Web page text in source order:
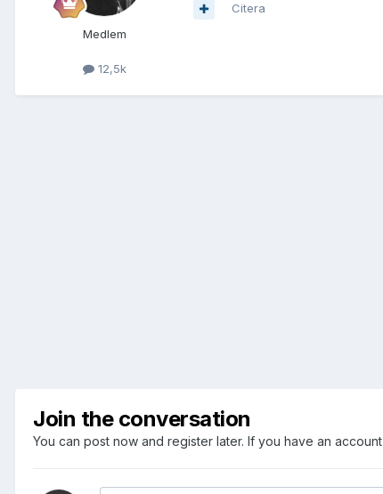
Medlem
12,5k
Citera
Join the conversation
You can post now and register later. If you have an account,